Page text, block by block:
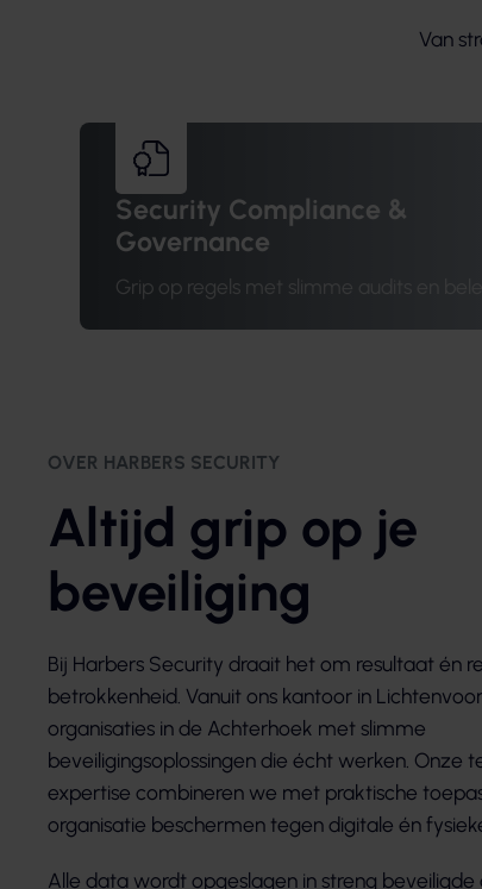
Van
Security Compliance &
Governance
Grip op regels met slimme audits en
OVER HARBERS SECURITY
Altijd grip op je
beveiliging
Bij Harbers Security draait het om resultaat én
betrokkenheid. Vanuit ons kantoor in
organisaties in de Achterhoek met slimme
beveiligingsoplossingen die écht werken. Onze
expertise combineren we met praktische
organisatie beschermen tegen digitale én fysieke
Alle data wordt opgeslagen in streng